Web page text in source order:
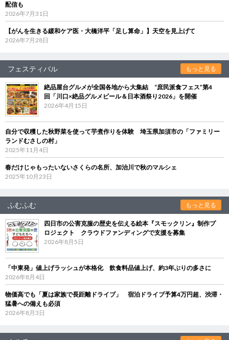
配信も
2026年7月31日
【がんを生きる緩和ケア医・大橋洋平「足し算命」】天空を見上げて
2026年7月28日
フェスティバル もっと見る
絶品屋台グルメが全国各地から大集結 “庶民派食フェス”第4
回「川口×絶品グルメビール＆日本酒祭り2026」を開催
2026年4月15日
自分で収穫した秋野菜を使って芋煮作りを体験 埼玉県加須市の「ファミリー
ランドむさしの村」
2025年11月4日
春だけじゃもったいないさくらの名所、加治川で秋のマルシェ
2025年10月23日
ふむふむ もっと見る
四日市の公害克服の歴史を伝える絵本『スモックリン』制作プ
ロジェクト クラウドファンディングで支援を募集
2026年8月5日
「中東発」値上げラッシュが本格化 飲食料品値上げ、約3年ぶりの多さに
2026年8月4日
物価高でも「夏は家族で長距離ドライブ」 宿泊ドライブ予算4万円超、渋滞・
猛暑への備えも必須
2026年8月3日